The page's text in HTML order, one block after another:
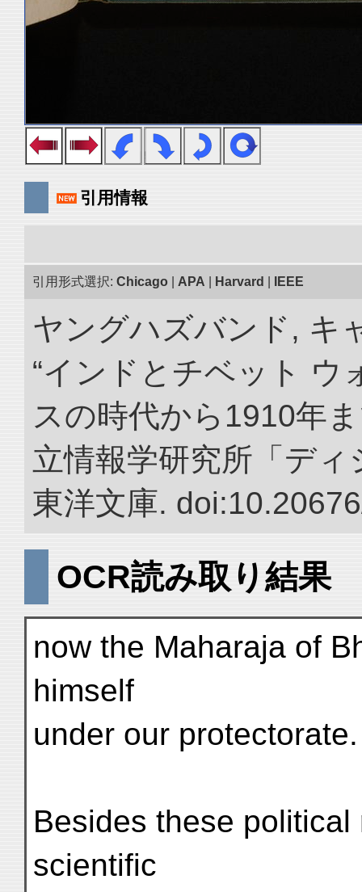
引用情報
引用形式選択: Chicago APA Harvard IEEE
ヤングハズバンド, キ
“インドとチベット ウ
スの時代から1910年
立情報学研究所「デ
東洋文庫.
OCR読み取り結果
now the Maharaja of
himself
under our protectorate.
Besides these
scientific